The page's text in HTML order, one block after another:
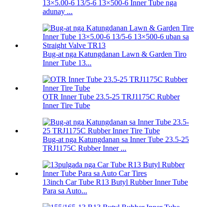
13×5.00-6 13/5-6 13×500-6 Inner Tube nga
adunay ...
Bug-at nga Katungdanan Lawn & Garden Tiro
Inner Tube 13...
OTR Inner Tube 23.5-25 TRJ1175C Rubber
Inner Tire Tube
Bug-at nga Katungdanan sa Inner Tube 23.5-25
TRJ1175C Rubber Inner ...
13inch Car Tube R13 Butyl Rubber Inner Tube
Para sa Auto...